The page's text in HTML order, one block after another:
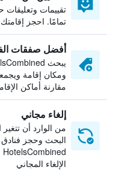
تقييمات وتعليقات
تمامًا. احجز
أفضل صفقات
ومكان إقامة
مقارنة أماكن
إلغاء مجاني
من الوارد أن
البحث وحجز
الإلغاء المجاني